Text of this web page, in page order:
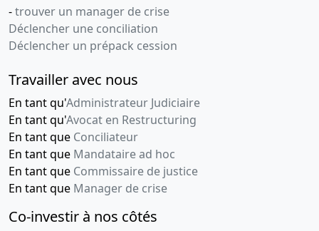
-trouver un manager de crise
Déclencher une conciliation
Déclencher un prépack cession
Travailler avec nous
En tant qu'Administrateur Judiciaire
En tant qu'Avocat en Restructuring
En tant que Conciliateur
En tant que Mandataire ad hoc
En tant que Commissaire de justice
En tant que Manager de crise
Co-investir à nos côtés